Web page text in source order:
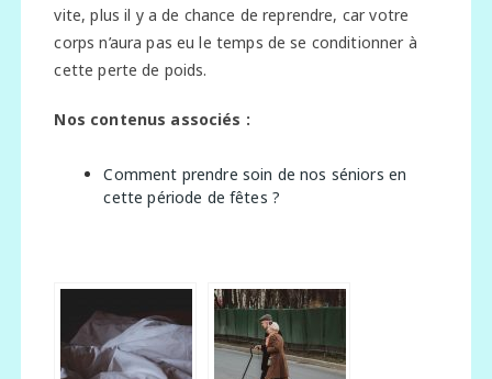
vite, plus il y a de chance de reprendre, car votre
corps n’aura pas eu le temps de se conditionner à
cette perte de poids.
Nos contenus associés :
Comment prendre soin de nos séniors en
cette période de fêtes ?